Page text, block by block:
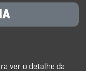
ver o detalhe da